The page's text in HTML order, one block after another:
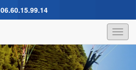
06.60.15.99.14